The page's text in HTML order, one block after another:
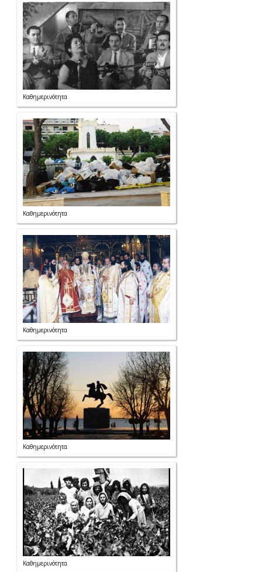
Καθημερινότητα
Καθημερινότητα
Καθημερινότητα
Καθημερινότητα
Καθημερινότητα